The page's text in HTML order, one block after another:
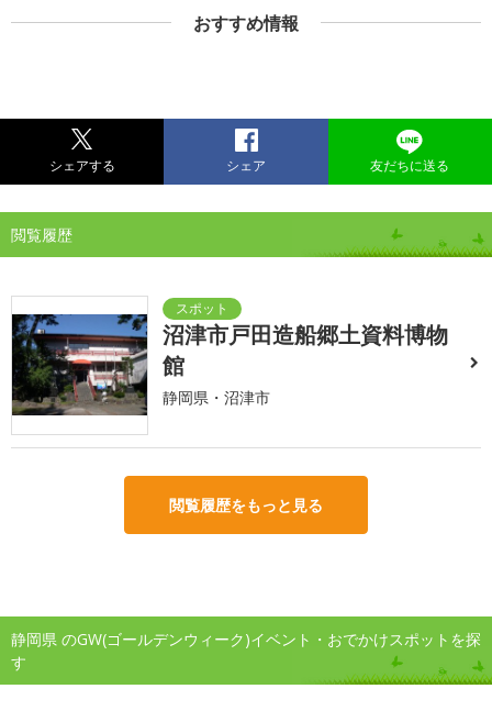
おすすめ情報
シェアする シェア 友だちに送る
閲覧履歴
沼津市戸田造船郷土資料博物
館
静岡県・沼津市
閲覧履歴をもっと見る
静岡県 のGW(ゴールデンウィーク)イベント・おでかけスポットを探
す